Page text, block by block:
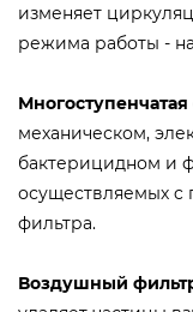
изменяет
режима работы -
механическом,
бактерицидном и
осуществляемых
фильтра.
Воздушный